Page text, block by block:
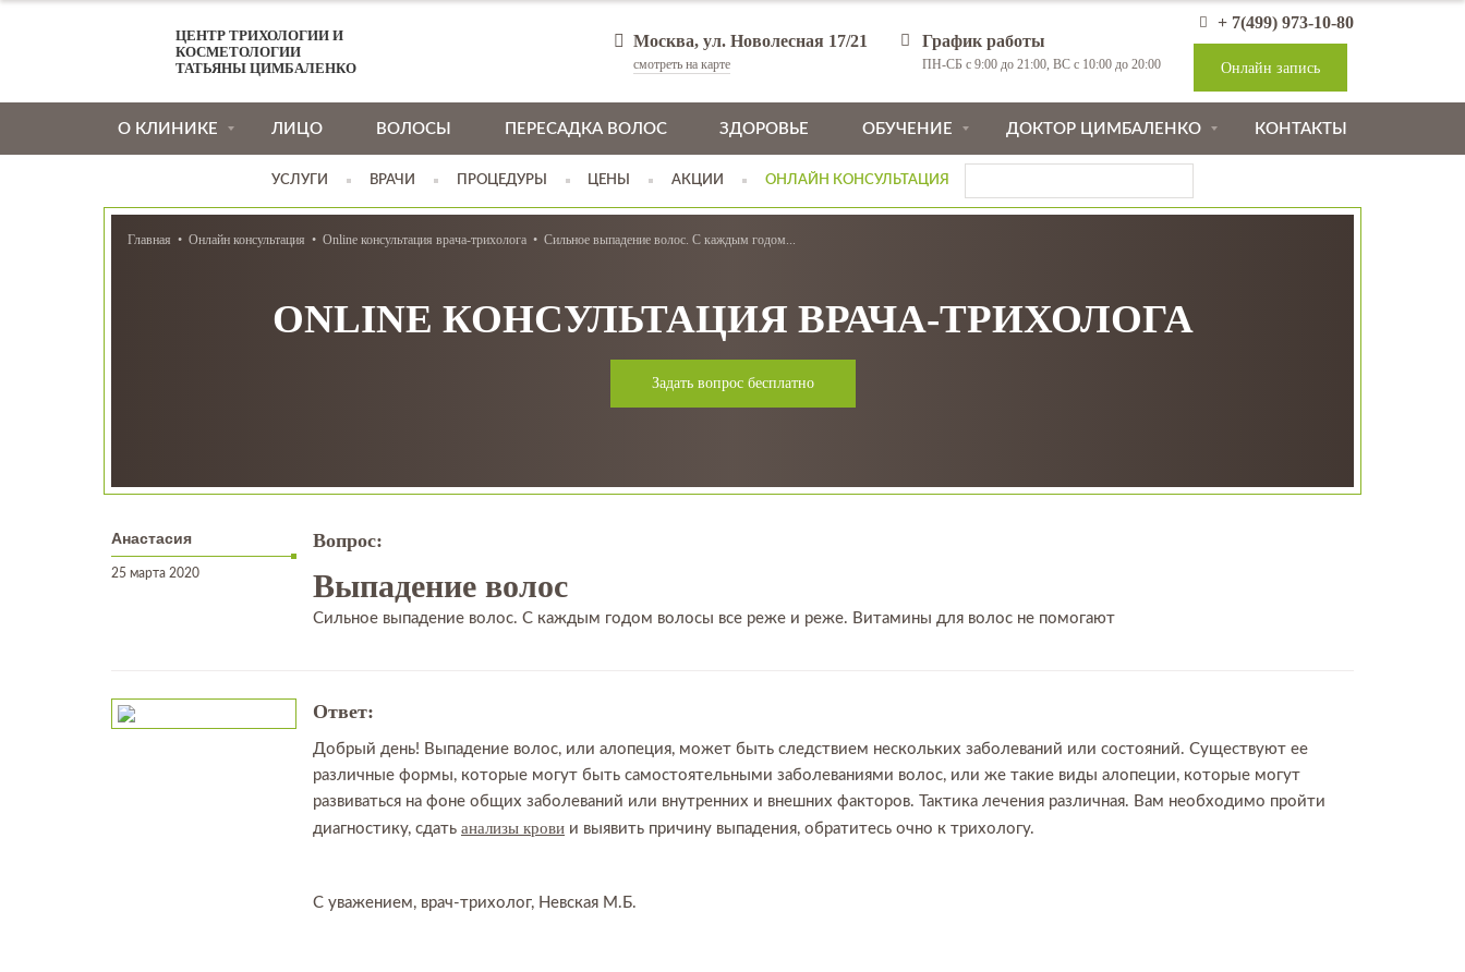
ЦЕНТР ТРИХОЛОГИИ И
КОСМЕТОЛОГИИ
ТАТЬЯНЫ ЦИМБАЛЕНКО
Москва, ул. Новолесная 17/21
смотреть на карте
График работы
ПН-СБ с 9:00 до 21:00, ВС с 10:00 до 20:00
+ 7(499) 973-10-80
Онлайн запись
О КЛИНИКЕ ЛИЦО ВОЛОСЫ ПЕРЕСАДКА ВОЛОС ЗДОРОВЬЕ ОБУЧЕНИЕ ДОКТОР ЦИМБАЛЕНКО КОНТАКТЫ
УСЛУГИ ВРАЧИ ПРОЦЕДУРЫ ЦЕНЫ АКЦИИ ОНЛАЙН КОНСУЛЬТАЦИЯ
Главная Онлайн консультация Online консультация врача-трихолога Сильное выпадение волос. С каждым годом...
ONLINE КОНСУЛЬТАЦИЯ ВРАЧА-ТРИХОЛОГА
Задать вопрос бесплатно
Анастасия
25 марта 2020
Вопрос:
Выпадение волос
Сильное выпадение волос. С каждым годом волосы все реже и реже. Витамины для волос не помогают
Ответ:
Добрый день! Выпадение волос, или алопеция, может быть следствием нескольких заболеваний или состояний. Существуют ее
различные формы, которые могут быть самостоятельными заболеваниями волос, или же такие виды алопеции, которые могут
развиваться на фоне общих заболеваний или внутренних и внешних факторов. Тактика лечения различная. Вам необходимо пройти
диагностику, сдать анализы крови и выявить причину выпадения, обратитесь очно к трихологу.
С уважением, врач-трихолог, Невская М.Б.